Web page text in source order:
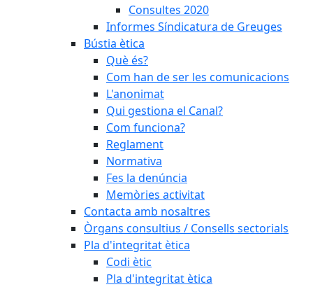
Consultes 2020
Informes Síndicatura de Greuges
Bústia ètica
Què és?
Com han de ser les comunicacions
L'anonimat
Qui gestiona el Canal?
Com funciona?
Reglament
Normativa
Fes la denúncia
Memòries activitat
Contacta amb nosaltres
Òrgans consultius / Consells sectorials
Pla d'integritat ètica
Codi ètic
Pla d'integritat ètica